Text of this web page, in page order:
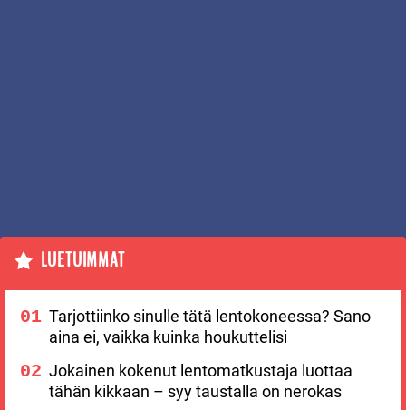
LUETUIMMAT
Tarjottiinko sinulle tätä lentokoneessa? Sano
aina ei, vaikka kuinka houkuttelisi
Jokainen kokenut lentomatkustaja luottaa
tähän kikkaan – syy taustalla on nerokas